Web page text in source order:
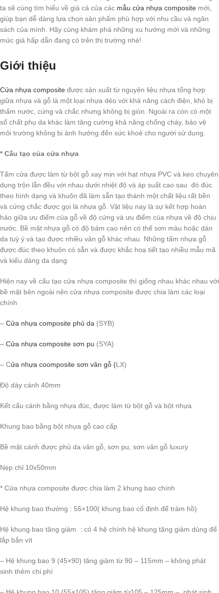
ta sẽ cùng tìm hiểu về giá cả của các mẫu cửa nhựa composite mới,
giúp bạn dễ dàng lựa chọn sản phẩm phù hợp với nhu cầu và ngân
sách của mình. Hãy cùng khám phá những xu hướng mới và những
mức giá hấp dẫn đang có trên thị trường nhé!
Giới thiệu
Cửa nhựa composite được sản xuất từ nguyên liệu nhựa tổng hợp
giữa nhựa và gỗ là một loại nhựa dẻo với khả năng cách điện, khó bị
thấm nước, cứng và chắc nhưng không bị giòn. Ngoài ra còn có một
số chất phụ da khác làm tăng cường khả năng chống cháy, bảo vệ
môi trường không bị ảnh hưởng đến sức khoẻ cho người sử dụng.
* Cấu tạo của cửa nhựa
Tấm cửa được làm từ bột gỗ xay mịn với hạt nhựa PVC và keo chuyên
dụng trộn lẫn đều với nhau dưới nhiệt độ và áp suất cao sau đó đúc
theo hình dạng và khuôn đã làm sẵn tạo thành một chất liệu rất bền
và cứng chắc được gọi là nhựa gỗ. Vật liệu nay là sự kết hợp hoàn
hảo giữa ưu điểm của gỗ về độ cứng và ưu điểm của nhựa về độ chịu
nước. Bề mặt nhựa gỗ có độ bám cao nên có thể sơn màu hoặc dán
da tuỳ ý và tạo được nhiều vân gỗ khác nhau. Những tấm nhựa gỗ
được đúc theo khuôn có sẵn và được khắc hoạ tiết tạo nhiều mẫu mã
và kiểu dáng da dạng
Hiện nay về cấu tạo cửa nhựa composite thì giống nhau khác nhau với
bề mặt bên ngoài nên cửa nhựa composite được chia làm các loại
chính
– Cửa nhựa composite phủ da (SYB)
– Cửa nhựa composite sơn pu (SYA)
– Cửa nhựa coomposite sơn vân gỗ (LX)
Độ dày cánh 40mm
Kết cấu cánh bằng nhựa đúc, được làm từ bột gỗ và bột nhựa
Khung bao bằng bột nhựa gỗ cao cấp
Bề mặt cánh được phủ da vân gỗ, sơn pu, sơn vân gỗ luxury
Nẹp chỉ 10x50mm
* Cửa nhựa composite được chia làm 2 khung bao chính
Hệ khung bao thường : 55×100( khung bao cố định để trám hồ)
Hệ khung bao tăng giảm : có 4 hệ chính hệ khung tăng giảm dùng để
lắp bắn vít
– Hệ khung bao 9 (45×90) tăng giảm từ 90 – 115mm – không phát
sinh thêm chi phí